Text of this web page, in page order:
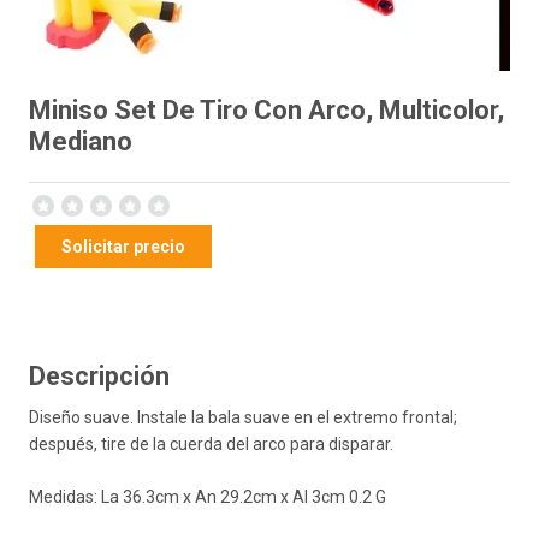
Miniso Set De Tiro Con Arco, Multicolor,
Mediano
Solicitar precio
Descripción
Diseño suave. Instale la bala suave en el extremo frontal;
después, tire de la cuerda del arco para disparar.
Medidas: La 36.3cm x An 29.2cm x Al 3cm 0.2 G